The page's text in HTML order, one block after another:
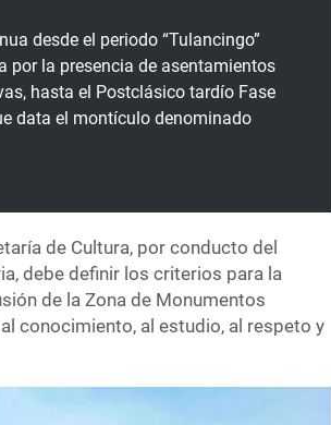
desde el periodo “Tulancingo”
por la presencia de asentamientos
hasta el Postclásico tardío Fase
data el montículo denominado
de Cultura, por conducto del
debe definir los criterios para la
de la Zona de Monumentos
conocimiento, al estudio, al respeto y